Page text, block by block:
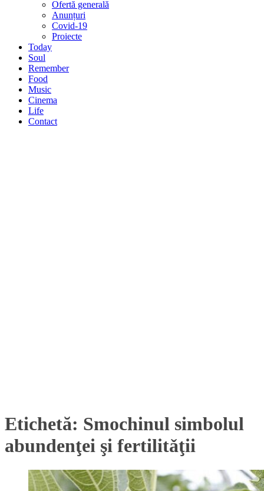
Ofertă generală
Anunțuri
Covid-19
Proiecte
Today
Soul
Remember
Food
Music
Cinema
Life
Contact
Etichetă: Smochinul simbolul
abundenţei şi fertilitǎţii